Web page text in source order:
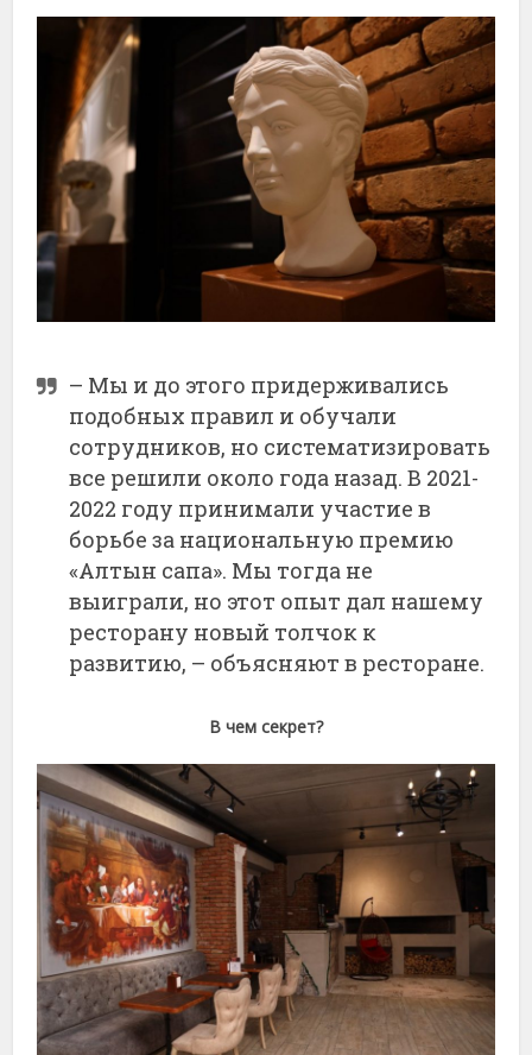
– Мы и до этого придерживались
подобных правил и обучали
сотрудников, но систематизировать
все решили около года назад. В 2021-
2022 году принимали участие в
борьбе за национальную премию
«Алтын сапа». Мы тогда не
выиграли, но этот опыт дал нашему
ресторану новый толчок к
развитию, – объясняют в ресторане.
В чем секрет?